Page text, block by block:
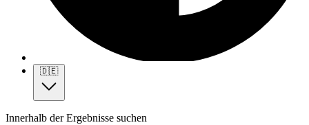
🇩🇪
Innerhalb der Ergebnisse suchen